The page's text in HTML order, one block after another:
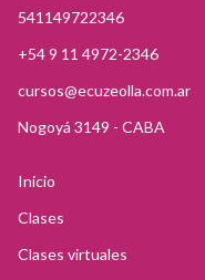
541149722346
+54 9 11 4972-2346
cursos@ecuzeolla.com.ar
Nogoyá 3149 - CABA
Inicio
Clases
Clases virtuales